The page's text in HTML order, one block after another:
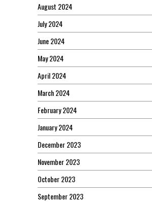
August 2024
July 2024
June 2024
May 2024
April 2024
March 2024
February 2024
January 2024
December 2023
November 2023
October 2023
September 2023